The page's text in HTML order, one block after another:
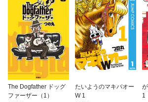
The Dogfather ドッグ
ファーザー（1）
たいようのマキバオー
W 1
1